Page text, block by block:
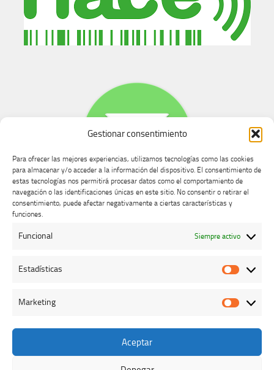
Gestionar consentimiento
Para ofrecer las mejores experiencias, utilizamos tecnologías como las cookies
para almacenar y/o acceder a la información del dispositivo. El consentimiento de
estas tecnologías nos permitirá procesar datos como el comportamiento de
navegación o las identificaciones únicas en este sitio. No consentir o retirar el
consentimiento, puede afectar negativamente a ciertas características y
funciones.
Funcional Siempre activo
Estadísticas
Marketing
Aceptar
Buzón de dudas, quejas y sugerencias
Colegio Oficial de Veterinarios de Cáceres © 2026. Todos los